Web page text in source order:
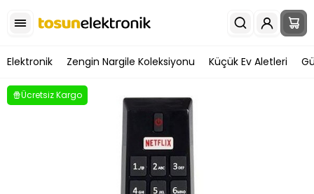
Elektronik Zengin Nargile Koleksiyonu Küçük Ev Aletleri
Ücretsiz Kargo